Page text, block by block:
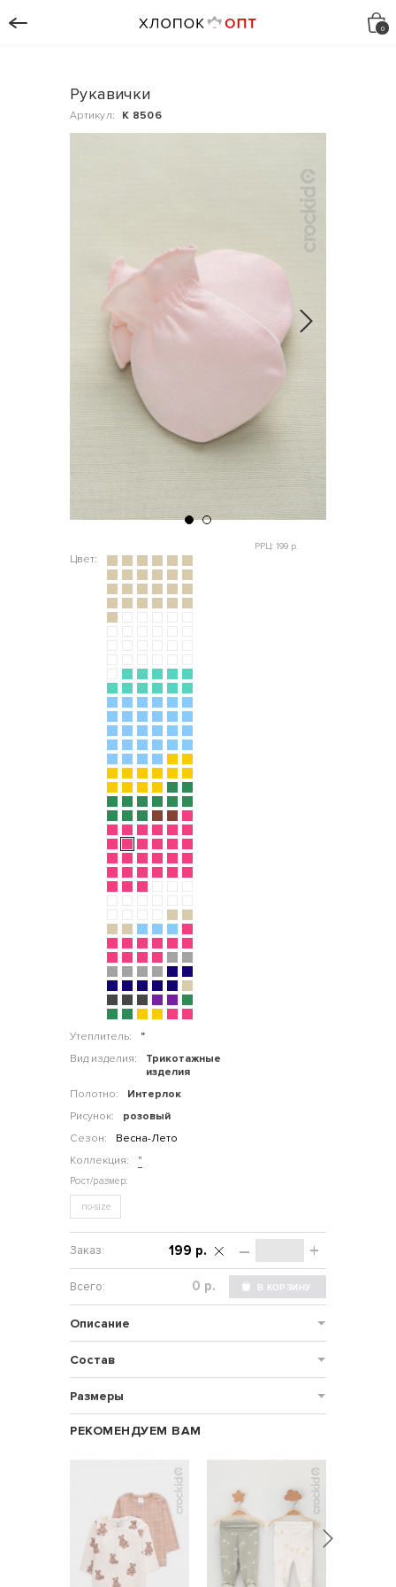
Рукавички
Артикул: К 8506
Цвет:
Утеплитель:
"
Вид изделия:
Трикотажные
изделия
Полотно:
Интерлок
Рисунок:
розовый
Сезон:
Весна-Лето
Коллекция:
"
РРЦ: 199 р.
no-size
– +
199 р.
р.
Описание
Состав
Размеры
РЕКОМЕНДУЕМ ВАМ